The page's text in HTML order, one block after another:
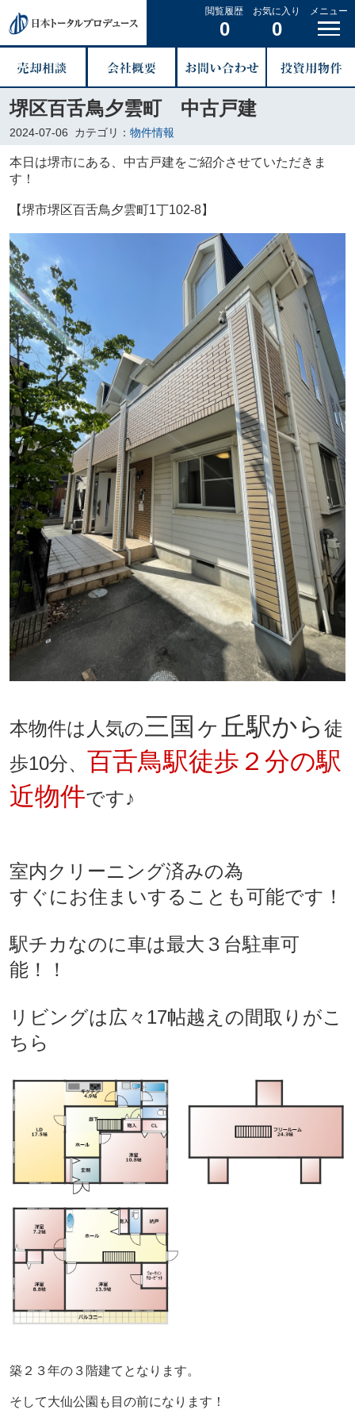
閲覧履歴
0
お気に入り
0
メニュー
堺区百舌鳥夕雲町 中古戸建
2024-07-06 カテゴリ： 物件情報
本日は堺市にある、中古戸建をご紹介させていただきま
す！
【堺市堺区百舌鳥夕雲町1丁102-8】
本物件は人気の三国ヶ丘駅から 徒
歩10分、 百舌鳥駅徒歩２分の駅
近物件です♪
室内クリーニング済みの為
すぐにお住まいすることも可能です！
駅チカなのに車は最大３台駐車可
能！！
リビングは広々17帖越えの間取りがこ
ちら
築２３年の３階建てとなります。
そして大仙公園も目の前になります！